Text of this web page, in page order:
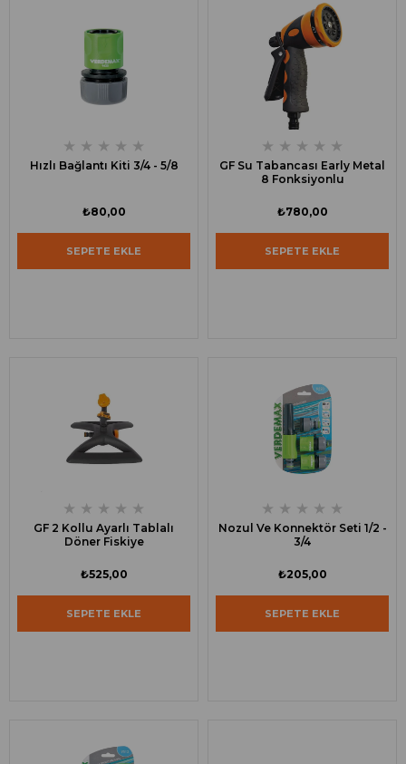
★ ★ ★ ★ ★
Hızlı Bağlantı Kiti 3/4 - 5/8
₺80,00
SEPETE EKLE
★ ★ ★ ★ ★
GF Su Tabancası Early Metal
8 Fonksiyonlu
₺780,00
SEPETE EKLE
★ ★ ★ ★ ★
GF 2 Kollu Ayarlı Tablalı
Döner Fiskiye
₺525,00
SEPETE EKLE
★ ★ ★ ★ ★
Nozul Ve Konnektör Seti 1/2 -
3/4
₺205,00
SEPETE EKLE